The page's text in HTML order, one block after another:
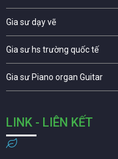
Gia sư dạy vẽ
Gia sư hs trường quốc tế
Gia sư Piano organ Guitar
LINK - LIÊN KẾT